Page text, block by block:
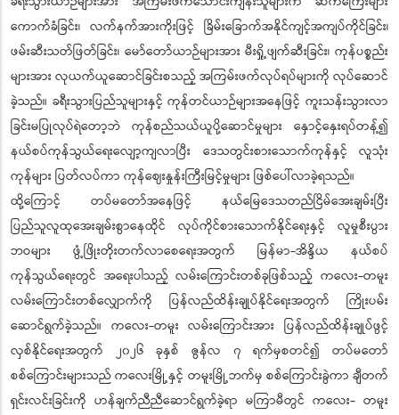
ကောက်ခံခြင်း၊ လက်နက်အားကိုးဖြင့် ခြိမ်းခြောက်အနိုင်ကျင့်အကျပ်ကိုင်ခြင်း၊
ဖမ်းဆီးသတ်ဖြတ်ခြင်း၊ မော်တော်ယာဉ်များအား မီးရှို့ဖျက်ဆီးခြင်း၊ ကုန်ပစ္စည်း
များအား လုယက်ယူဆောင်ခြင်းစသည့် အကြမ်းဖက်လုပ်ရပ်များကို လုပ်ဆောင်
ခဲ့သည်။ ခရီးသွားပြည်သူများနှင့် ကုန်တင်ယာဉ်များအနေဖြင့် ကူးသန်းသွားလာ
ခြင်းမပြုလုပ်ရဲတော့ဘဲ ကုန်စည်သယ်ယူပို့ဆောင်မှုများ နှောင့်နှေးရပ်တန့်၍
နယ်စပ်ကုန်သွယ်ရေးလျော့ကျလာပြီး ဒေသတွင်းစားသောက်ကုန်နှင့် လူသုံး
ကုန်များ ပြတ်လပ်ကာ ကုန်ဈေးနှုန်းကြီးမြင့်မှုများ ဖြစ်ပေါ်လာခဲ့ရသည်။
ထို့ကြောင့် တပ်မတော်အနေဖြင့် နယ်မြေဒေသတည်ငြိမ်အေးချမ်းပြီး
ပြည်သူလူထုအေးချမ်းစွာနေထိုင် လုပ်ကိုင်စားသောက်နိုင်ရေးနှင့် လူမှုစီးပွား
ဘဝများ ဖွံ့ဖြိုးတိုးတက်လာစေရေးအတွက် မြန်မာ-အိန္ဒိယ နယ်စပ်
ကုန်သွယ်ရေးတွင် အရေးပါသည့် လမ်းကြောင်းတစ်ခုဖြစ်သည့် ကလေး-တမူး
လမ်းကြောင်းတစ်လျှောက်ကို ပြန်လည်ထိန်းချုပ်နိုင်ရေးအတွက် ကြိုးပမ်း
ဆောင်ရွက်ခဲ့သည်။ ကလေး-တမူး လမ်းကြောင်းအား ပြန်လည်ထိန်းချုပ်ဖွင့်
လှစ်နိုင်ရေးအတွက် ၂၀၂၆ ခုနှစ် ဇွန်လ ၇ ရက်မှစတင်၍ တပ်မတော်
စစ်ကြောင်းများသည် ကလေးမြို့နှင့် တမူးမြို့ဘက်မှ စစ်ကြောင်းခွဲကာ ချီတက်
ရှင်းလင်းခြင်းကို ဟန်ချက်ညီညီဆောင်ရွက်ခဲ့ရာ မကြာမီတွင် ကလေး- တမူး